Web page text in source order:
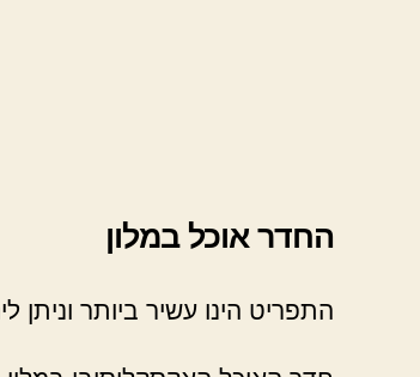
החדר אוכל במלון
התפריט הינו עשיר ביותר וניתן